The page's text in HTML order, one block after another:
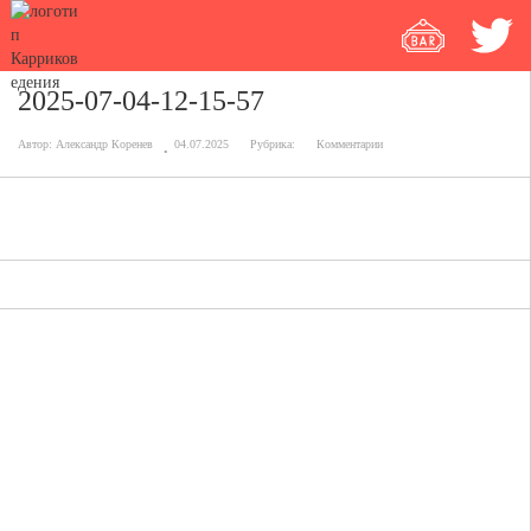
2025-07-04-12-15-57
Автор: Александр Коренев 04.07.2025 Рубрика: Комментарии